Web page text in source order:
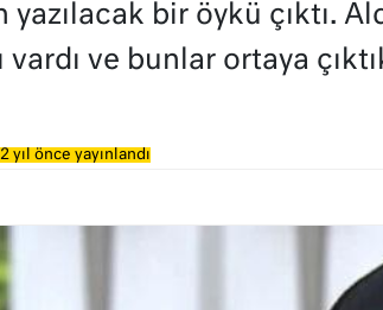
yazılacak bir öykü çıktı.
ve bunlar ortaya
yıl önce yayınlandı